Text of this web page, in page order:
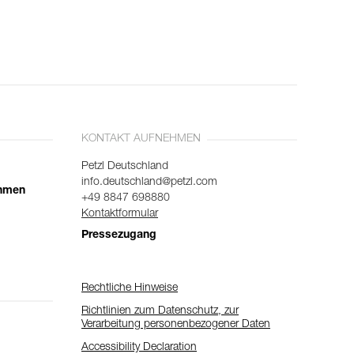
KONTAKT AUFNEHMEN
Petzl Deutschland
info.deutschland@petzl.com
+49 8847 698880
Kontaktformular
Pressezugang
Rechtliche Hinweise
Richtlinien zum Datenschutz, zur
Verarbeitung personenbezogener Daten
Accessibility Declaration